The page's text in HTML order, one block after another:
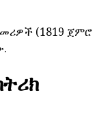
(1819 ጀምሮ